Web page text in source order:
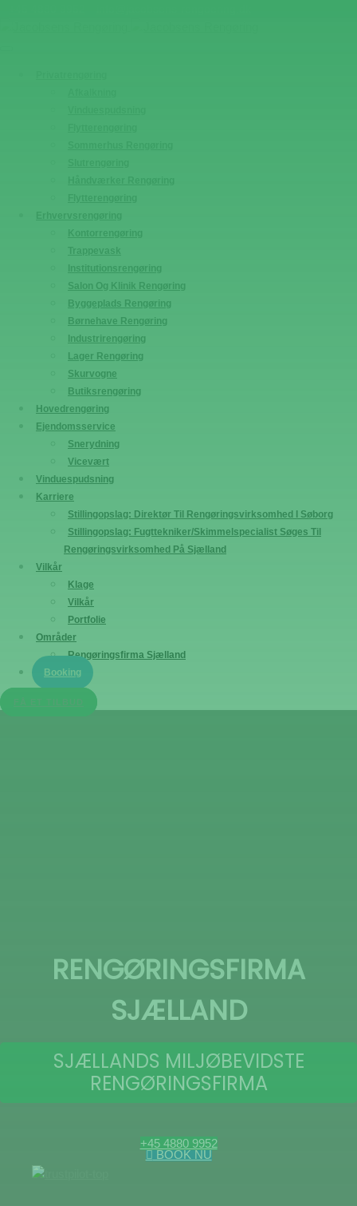
Trappevask
Institutionsrengøring
Salon Og Klinik Rengøring
Byggeplads Rengøring
Børnehave Rengøring
Industrirengøring
Lager Rengøring
Skurvogne
Butiksrengøring
Hovedrengøring
Ejendomsservice
Snerydning
Vicevært
Vinduespudsning
Karriere
Stillingopslag: Direktør Til Rengøringsvirksomhed I Søborg
Stillingopslag: Fugttekniker/Skimmelspecialist Søges Til
Rengøringsvirksomhed På Sjælland
Vilkår
Klage
Vilkår
Portfolie
Områder
Rengøringsfirma Sjælland
Booking
RENGØRINGSFIRMA
SJÆLLAND
SJÆLLANDS MILJØBEVIDSTE
RENGØRINGSFIRMA
BOOK NU
+45 4880 9952